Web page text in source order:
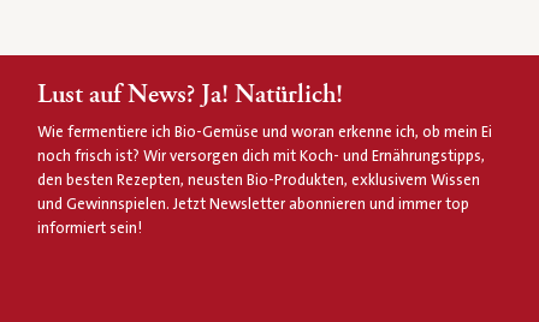
Lust auf News? Ja! Natürlich!
Wie fermentiere ich Bio-Gemüse und woran erkenne ich, ob mein Ei
noch frisch ist? Wir versorgen dich mit Koch- und Ernährungstipps,
den besten Rezepten, neusten Bio-Produkten, exklusivem Wissen
und Gewinnspielen. Jetzt Newsletter abonnieren und immer top
informiert sein!